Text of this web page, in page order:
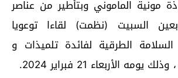
مونية الماموني وبتأطير من عناصر
السبيت (نظمت) لقاءا توعويا
الطرقية لفائدة تلميذات و
الأربعاء 21 فبراير 2024.